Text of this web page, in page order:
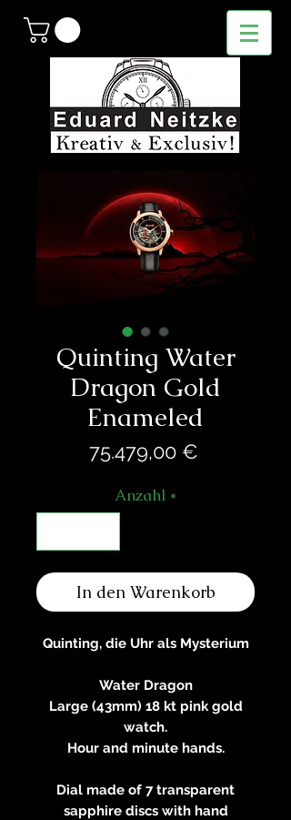
Quinting Water
Dragon Gold
Enameled
75.479,00 €Preis
Anzahl *
In den Warenkorb
Quinting, die Uhr als Mysterium
Water Dragon
Large (43mm) 18 kt pink gold
watch.
Hour and minute hands.
Dial made of 7 transparent
sapphire discs with hand